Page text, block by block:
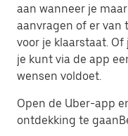
aan wanneer je
aanvragen of er van
voor je klaarstaat.
je kunt via de app
wensen voldoet.
Open de Uber-app
ontdekking te